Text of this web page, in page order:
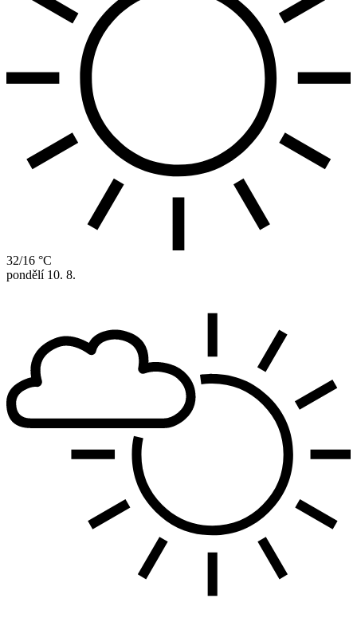
32/16 °C
pondělí 10. 8.